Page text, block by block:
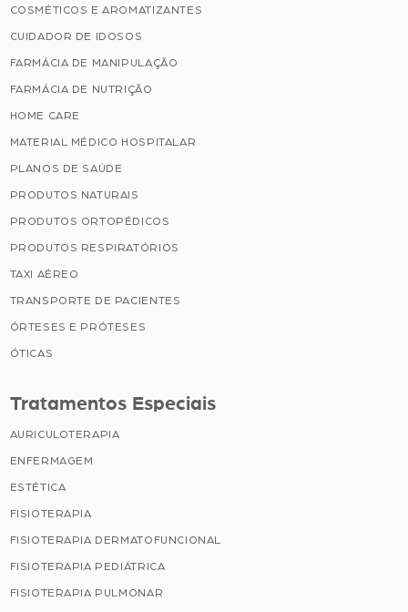
COSMÉTICOS E AROMATIZANTES
CUIDADOR DE IDOSOS
FARMÁCIA DE MANIPULAÇÃO
FARMÁCIA DE NUTRIÇÃO
HOME CARE
MATERIAL MÉDICO HOSPITALAR
PLANOS DE SAÚDE
PRODUTOS NATURAIS
PRODUTOS ORTOPÉDICOS
PRODUTOS RESPIRATÓRIOS
TAXI AÉREO
TRANSPORTE DE PACIENTES
ÓRTESES E PRÓTESES
ÓTICAS
Tratamentos Especiais
AURICULOTERAPIA
ENFERMAGEM
ESTÉTICA
FISIOTERAPIA
FISIOTERAPIA DERMATOFUNCIONAL
FISIOTERAPIA PEDIÁTRICA
FISIOTERAPIA PULMONAR